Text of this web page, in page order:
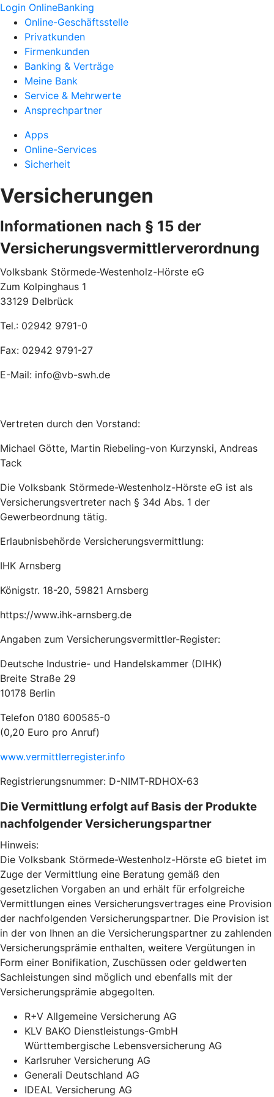
Login OnlineBanking
Online-Geschäftsstelle
Privatkunden
Firmenkunden
Banking & Verträge
Meine Bank
Service & Mehrwerte
Ansprechpartner
Apps
Online-Services
Sicherheit
Versicherungen
Informationen nach § 15 der
Versicherungsvermittlerverordnung
Volksbank Störmede-Westenholz-Hörste eG
Zum Kolpinghaus 1
33129 Delbrück
Tel.: 02942 9791-0
Fax: 02942 9791-27
E-Mail: info@vb-swh.de
Vertreten durch den Vorstand:
Michael Götte, Martin Riebeling-von Kurzynski, Andreas
Tack
Die Volksbank Störmede-Westenholz-Hörste eG ist als
Versicherungsvertreter nach § 34d Abs. 1 der
Gewerbeordnung tätig.
Erlaubnisbehörde Versicherungsvermittlung:
IHK Arnsberg
Königstr. 18-20, 59821 Arnsberg
https://www.ihk-arnsberg.de
Angaben zum Versicherungsvermittler-Register:
Deutsche Industrie- und Handelskammer (DIHK)
Breite Straße 29
10178 Berlin
Telefon 0180 600585-0
(0,20 Euro pro Anruf)
www.vermittlerregister.info
Registrierungsnummer: D-NIMT-RDHOX-63
Die Vermittlung erfolgt auf Basis der Produkte
nachfolgender Versicherungspartner
Hinweis:
Die Volksbank Störmede-Westenholz-Hörste eG bietet im
Zuge der Vermittlung eine Beratung gemäß den
gesetzlichen Vorgaben an und erhält für erfolgreiche
Vermittlungen eines Versicherungsvertrages eine Provision
der nachfolgenden Versicherungspartner. Die Provision ist
in der von Ihnen an die Versicherungspartner zu zahlenden
Versicherungsprämie enthalten, weitere Vergütungen in
Form einer Bonifikation, Zuschüssen oder geldwerten
Sachleistungen sind möglich und ebenfalls mit der
Versicherungsprämie abgegolten.
R+V Allgemeine Versicherung AG
KLV BAKO Dienstleistungs-GmbH
Württembergische Lebensversicherung AG
Karlsruher Versicherung AG
Generali Deutschland AG
IDEAL Versicherung AG